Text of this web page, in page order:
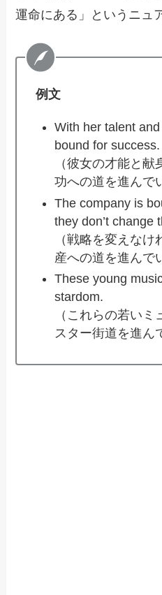
運命にある」というニュ
例文
With her talent
bound for success.
（彼女の才能と
功への道を進んで
The company is
they don’t change
（戦略を変えな
産への道を進んで
These young
stardom.
（これらの若い
スター街道を進ん